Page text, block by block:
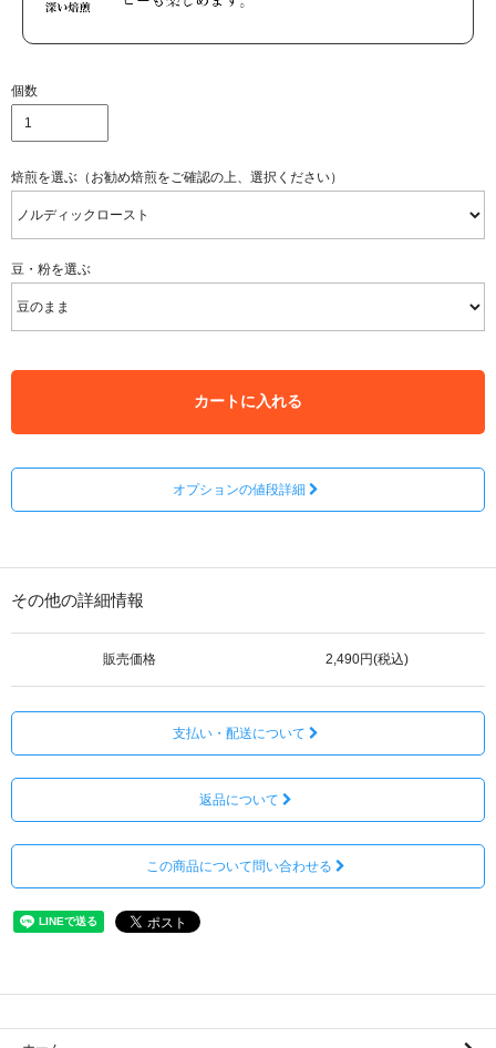
個数
焙煎を選ぶ（お勧め焙煎をご確認の上、選択ください）
豆・粉を選ぶ
カートに入れる
オプションの値段詳細
その他の詳細情報
販売価格 2,490円(税込)
支払い・配送について
返品について
この商品について問い合わせる